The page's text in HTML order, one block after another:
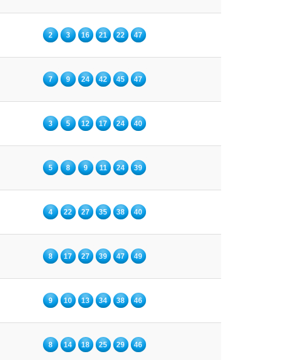
2 3 16 21 22 47
7 9 24 42 45 47
3 5 12 17 24 40
5 8 9 11 24 39
4 22 27 35 38 40
8 17 27 39 47 49
9 10 13 34 38 46
8 14 18 25 29 46